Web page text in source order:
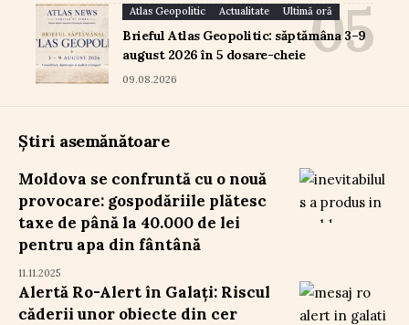
Atlas Geopolitic Actualitate Ultimă oră
Brieful Atlas Geopolitic: săptămâna 3–9
august 2026 în 5 dosare-cheie
09.08.2026
Știri asemănătoare
Moldova se confruntă cu o nouă
provocare: gospodăriile plătesc
taxe de până la 40.000 de lei
pentru apa din fântână
11.11.2025
Alertă Ro-Alert în Galați: Riscul
căderii unor obiecte din cer